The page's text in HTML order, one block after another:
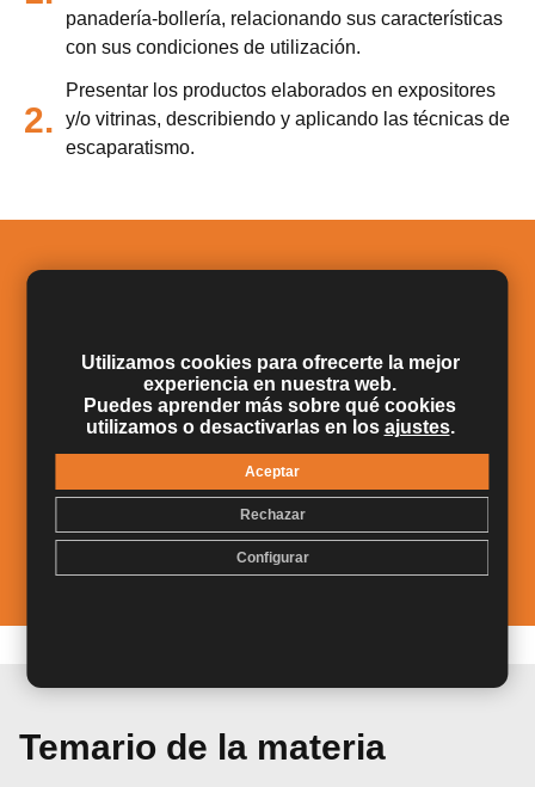
panadería-bollería, relacionando sus características
con sus condiciones de utilización.
2.
Presentar los productos elaborados en expositores
y/o vitrinas, describiendo y aplicando las técnicas de
escaparatismo.
necesaria para los procesos de envasado,
etiquetado/rotulado y embalaje de productos de
panadería-bollería, relacionando sus
características con sus condiciones de utilización.
Presentar los productos elaborados en expositores
y/o vitrinas, describiendo y aplicando las técnicas
de escaparatismo.
Temario de la materia
Utilizamos cookies para ofrecerte la mejor
experiencia en nuestra web.
Puedes aprender más sobre qué cookies
utilizamos o desactivarlas en losajustes.
Aceptar
Rechazar
Configurar